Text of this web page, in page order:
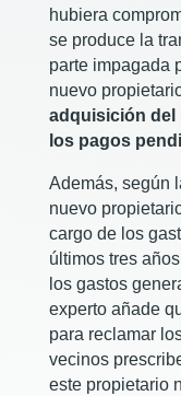
hubiera
se produce la
parte impagada
nuevo
adquisición del
los pagos
Además, según
nuevo
cargo de los
últimos tres
los gastos
experto añade
para reclamar
vecinos
este propietario